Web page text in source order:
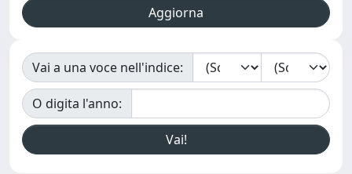
Vai a una voce nell'indice:
O digita l'anno: